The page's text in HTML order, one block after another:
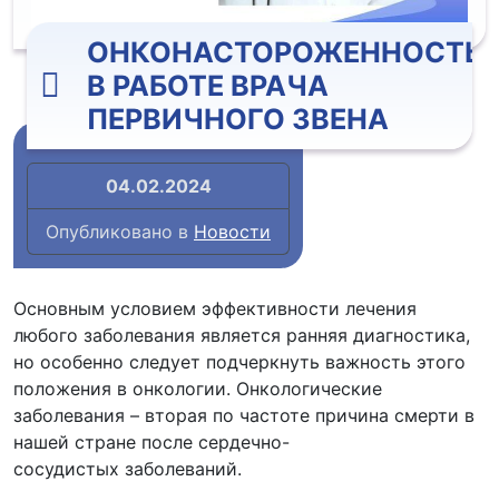
ОНКОНАСТОРОЖЕННОСТЬ
В РАБОТЕ ВРАЧА
ПЕРВИЧНОГО ЗВЕНА
04.02.2024
Опубликовано в Новости
Основным условием эффективности лечения
любого заболевания является ранняя диагностика,
но особенно следует подчеркнуть важность этого
положения в онкологии. Онкологические
заболевания – вторая по частоте причина смерти в
нашей стране после сердечно-
сосудистых заболеваний.